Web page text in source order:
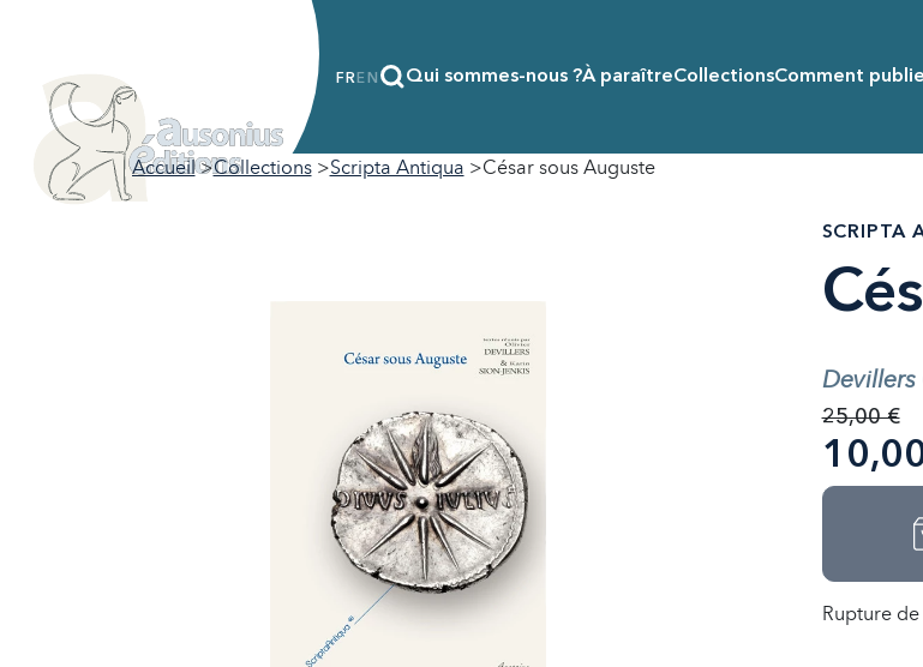
FR EN Qui sommes-nous ?À paraîtreCollectionsComment
Accueil Collections Scripta Antiqua César sous Auguste
SCRIPTA
Devillers
25,00 €
Rupture